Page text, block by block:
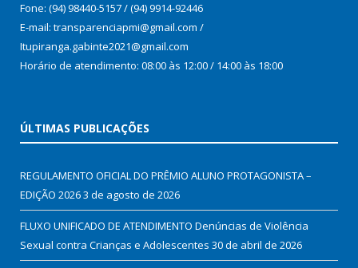
Fone: (94) 98440-5157 / (94) 9914-92446
E-mail: transparenciapmi@gmail.com /
Itupiranga.gabinte2021@gmail.com
Horário de atendimento: 08:00 às 12:00 / 14:00 às 18:00
ÚLTIMAS PUBLICAÇÕES
REGULAMENTO OFICIAL DO PRÊMIO ALUNO PROTAGONISTA –
EDIÇÃO 20263 de agosto de 2026
FLUXO UNIFICADO DE ATENDIMENTO Denúncias de Violência
Sexual contra Crianças e Adolescentes 30 de abril de 2026